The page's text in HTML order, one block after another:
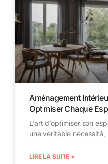
Aménagement
Optimiser Chaque
L’art d’optimiser son
une véritable
LIRE LA SUITE »